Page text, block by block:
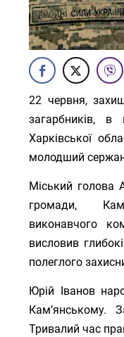
22 червня,
загарбників, в
Харківської
молодший
Міський голова
громади,
виконавчого
висловив
полеглого
Юрій Іванов
Камʼянському.
Тривалий час